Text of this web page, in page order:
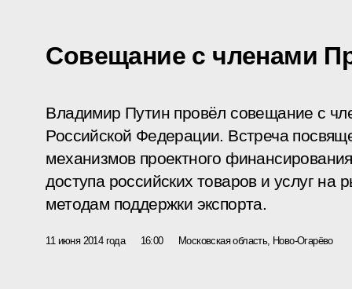
Совещание с членами
Владимир Путин провёл совещание с
Российской Федерации. Встреча
механизмов проектного
доступа российских товаров и услуг на
методам поддержки экспорта.
11 июня 2014 года 16:00 Московская область, Ново-Огарёво